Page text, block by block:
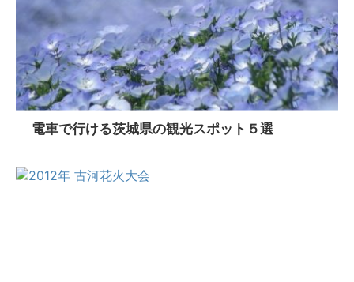
電車で行ける茨城県の観光スポット５選